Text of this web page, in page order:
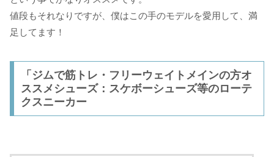
値段もそれなりですが、僕はこの手のモデルを愛用して、満
足してます！
「ジムで筋トレ・フリーウェイトメインの方オ
ススメシューズ：スケボーシューズ等のローテ
クスニーカー